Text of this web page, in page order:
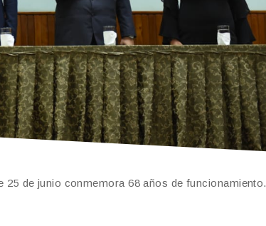
de junio conmemora 68 años de funcionamiento.